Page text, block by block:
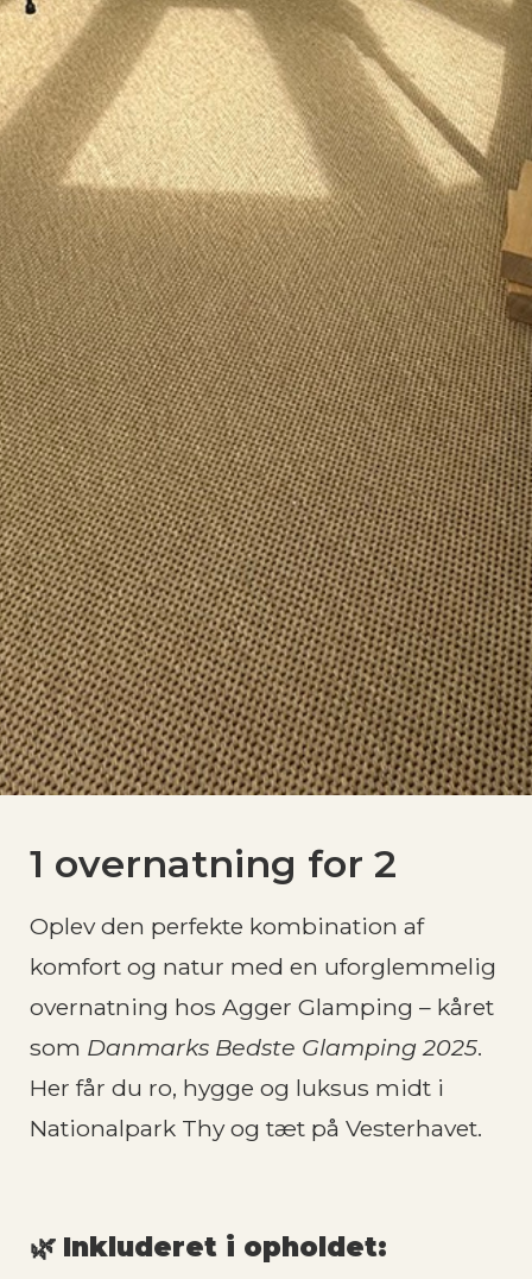
1 overnatning for 2
Oplev den perfekte kombination af
komfort og natur med en uforglemmelig
overnatning hos Agger Glamping – kåret
som Danmarks Bedste Glamping 2025.
Her får du ro, hygge og luksus midt i
Nationalpark Thy og tæt på Vesterhavet.
🌿 Inkluderet i opholdet: